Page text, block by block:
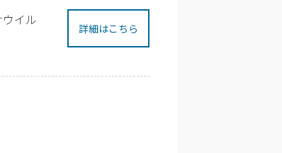
イル
詳細はこちら